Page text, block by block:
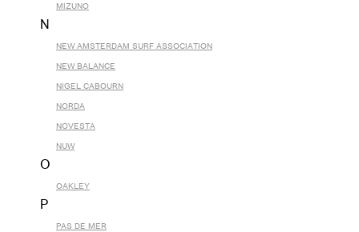
MIZUNO
N
NEW AMSTERDAM SURF ASSOCIATION
NEW BALANCE
NIGEL CABOURN
NORDA
NOVESTA
NUW
O
OAKLEY
P
PAS DE MER